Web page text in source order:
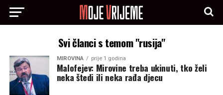
Svi članci s temom "rusija"
MIROVINA prije 1 godina
Malofejev: Mirovine treba ukinuti, tko želi
neka štedi ili neka rađa djecu